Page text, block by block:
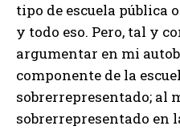
tipo de escuela pública
y todo eso. Pero, tal y
argumentar en mi
componente de la
sobrerrepresentado; al
sobrerrepresentado en